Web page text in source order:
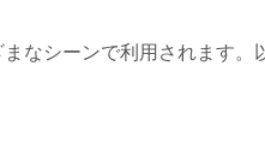
なシーンで利用されます。